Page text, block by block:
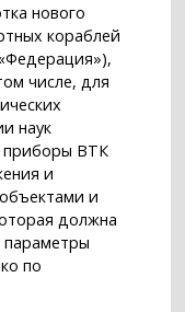
нового
кораблей
числе, для
наук
приборы ВТК
и
и
должна
по